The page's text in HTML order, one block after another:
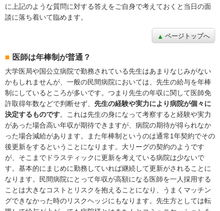
に上記のような質問に対する答えをご自身で考えておくと当日の面
談に落ち着いて臨めます。
ページトップへ
医師は年棒制が普通？
大学医局や国公立病院で勤務されている先生はあまりなじみがない
かもしれませんが、一般の民間病院においては、先生の給与を年棒
制にしているところが多いです。つまり先生の年収に関して医師免
許取得年数などで判断せず、 先生の経験や実力により病院が個々に
決定するものです。これは先生の身になって考察すると経験や実力
があった場合高い年収が期待できますが、病院の期待が得られなか
った場合減給があります。また年棒制というのは通常1年契約でその
後更新をするということになります。大リーグの契約のようです
が、そこまでドラスティックに更新を考えている病院は少ないで
す。基本的にまじめに勤務していれば継続して更新がされることに
なります。民間病院にとって年収が高額になる医師を一人採用する
ことは大きなコストとリスクを抱えることになり、うまくマッチン
グできなかった時のリスクヘッジにもなります。先生方としては転